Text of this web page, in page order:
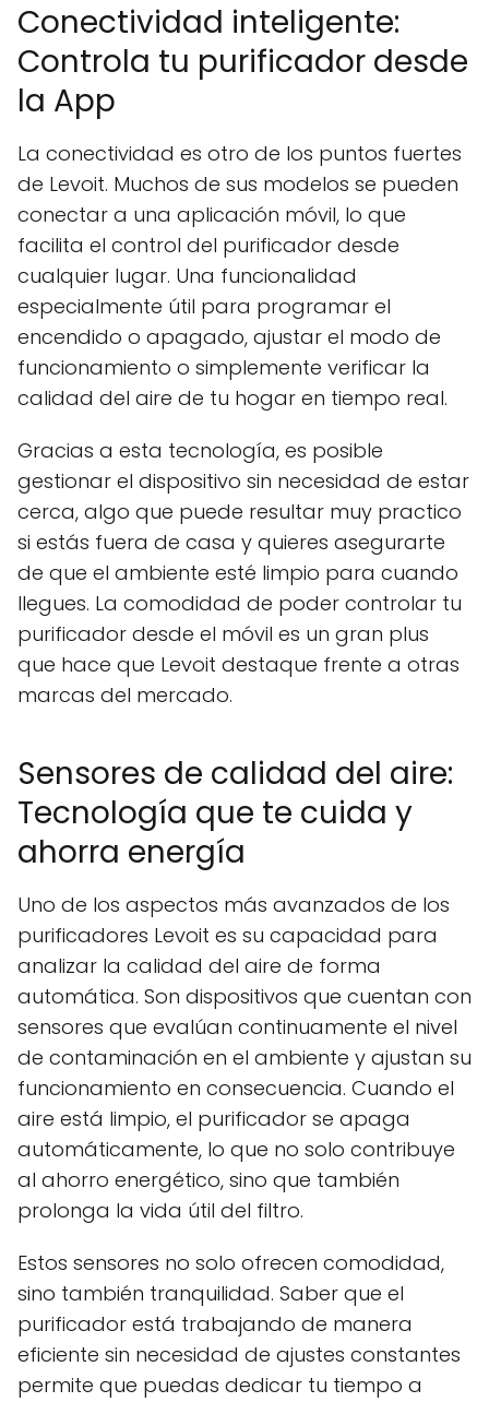
Conectividad inteligente:
Controla tu purificador desde
la App
La conectividad es otro de los puntos fuertes
de Levoit. Muchos de sus modelos se pueden
conectar a una aplicación móvil, lo que
facilita el control del purificador desde
cualquier lugar. Una funcionalidad
especialmente útil para programar el
encendido o apagado, ajustar el modo de
funcionamiento o simplemente verificar la
calidad del aire de tu hogar en tiempo real.
Gracias a esta tecnología, es posible
gestionar el dispositivo sin necesidad de estar
cerca, algo que puede resultar muy practico
si estás fuera de casa y quieres asegurarte
de que el ambiente esté limpio para cuando
llegues. La comodidad de poder controlar tu
purificador desde el móvil es un gran plus
que hace que Levoit destaque frente a otras
marcas del mercado.
Sensores de calidad del aire:
Tecnología que te cuida y
ahorra energía
Uno de los aspectos más avanzados de los
purificadores Levoit es su capacidad para
analizar la calidad del aire de forma
automática. Son dispositivos que cuentan con
sensores que evalúan continuamente el nivel
de contaminación en el ambiente y ajustan su
funcionamiento en consecuencia. Cuando el
aire está limpio, el purificador se apaga
automáticamente, lo que no solo contribuye
al ahorro energético, sino que también
prolonga la vida útil del filtro.
Estos sensores no solo ofrecen comodidad,
sino también tranquilidad. Saber que el
purificador está trabajando de manera
eficiente sin necesidad de ajustes constantes
permite que puedas dedicar tu tiempo a